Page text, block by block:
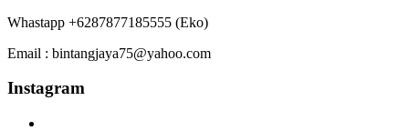
Whastapp +6287877185555 (Eko)
Email : bintangjaya75@yahoo.com
Instagram